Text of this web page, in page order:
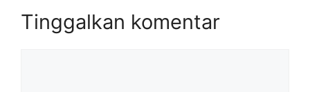
Tinggalkan komentar